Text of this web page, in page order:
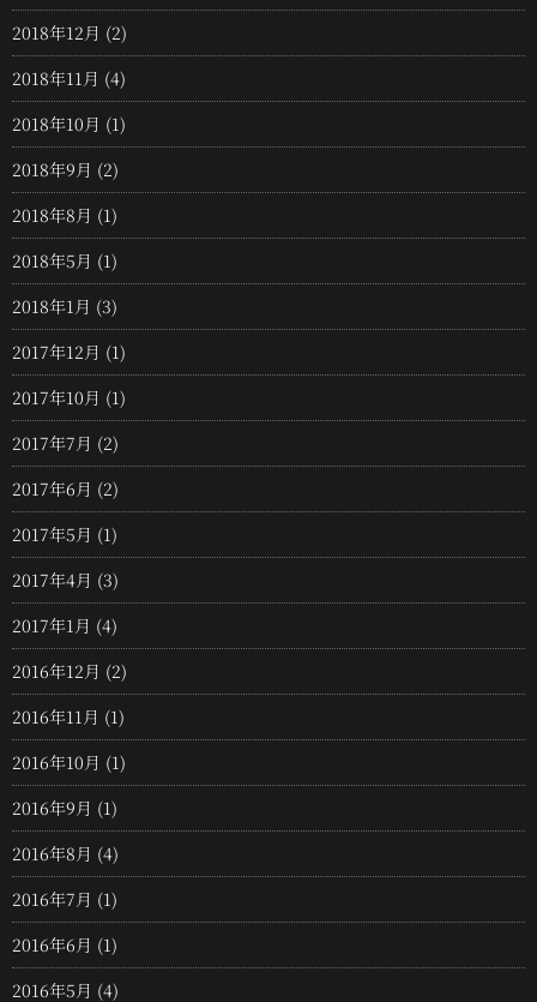
2018年12月 (2)
2018年11月 (4)
2018年10月 (1)
2018年9月 (2)
2018年8月 (1)
2018年5月 (1)
2018年1月 (3)
2017年12月 (1)
2017年10月 (1)
2017年7月 (2)
2017年6月 (2)
2017年5月 (1)
2017年4月 (3)
2017年1月 (4)
2016年12月 (2)
2016年11月 (1)
2016年10月 (1)
2016年9月 (1)
2016年8月 (4)
2016年7月 (1)
2016年6月 (1)
2016年5月 (4)